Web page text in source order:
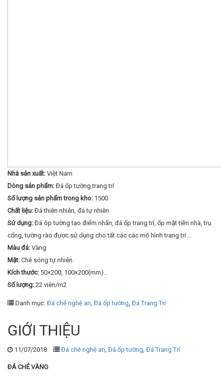
Nhà sản xuất: Việt Nam
Dòng sản phẩm: Đá ốp tường trang trí
Số lượng sản phẩm trong kho: 1500
Chất liệu: Đá thiên nhiên, đá tự nhiên
Sử dụng: Đá ôp tường tạo điểm nhấn, đá ốp trang trí, ốp mặt tiền nhà, trụ
cổng, tường rào được sử dụng cho tất các các mô hình trang trí …
Màu đá: Vàng
Mặt: Chẻ sóng tự nhiên
Kích thước: 50×200, 100×200(mm)…
Số lượng: 22 viên/m2
Danh mục: Đá chẻ nghệ an, Đá ốp tường, Đá Trang Trí
GIỚI THIỆU
11/07/2018 Đá chẻ nghệ an, Đá ốp tường, Đá Trang Trí
ĐÁ CHẺ VÀNG